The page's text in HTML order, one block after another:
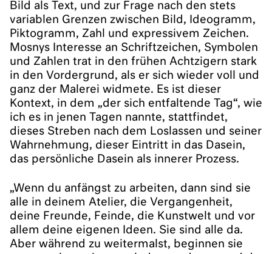
Bild als Text, und zur Frage nach den stets
variablen Grenzen zwischen Bild, Ideogramm,
Piktogramm, Zahl und expressivem Zeichen.
Mosnys Interesse an Schriftzeichen, Symbolen
und Zahlen trat in den frühen Achtzigern stark
in den Vordergrund, als er sich wieder voll und
ganz der Malerei widmete. Es ist dieser
Kontext, in dem „der sich entfaltende Tag“, wie
ich es in jenen Tagen nannte, stattfindet,
dieses Streben nach dem Loslassen und seiner
Wahrnehmung, dieser Eintritt in das Dasein,
das persönliche Dasein als innerer Prozess.
„Wenn du anfängst zu arbeiten, dann sind sie
alle in deinem Atelier, die Vergangenheit,
deine Freunde, Feinde, die Kunstwelt und vor
allem deine eigenen Ideen. Sie sind alle da.
Aber während zu weitermalst, beginnen sie